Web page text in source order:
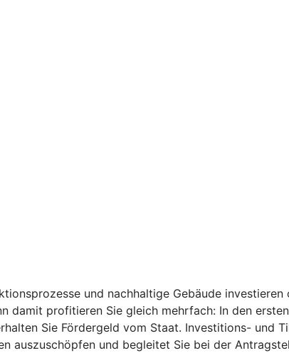
und nachhaltige Gebäude investieren
profitieren Sie gleich mehrfach: In den
Sie Fördergeld vom Staat. Investitions- und
auszuschöpfen und begleitet Sie bei der